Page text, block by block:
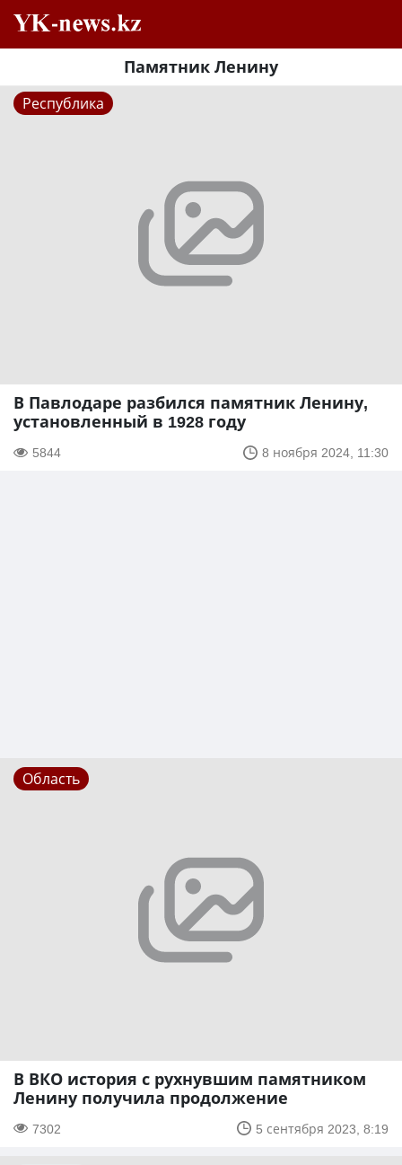
Памятник Ленину
Республика
В Павлодаре разбился памятник Ленину,
установленный в 1928 году
5844 8 ноября 2024, 11:30
Область
В ВКО история с рухнувшим памятником
Ленину получила продолжение
7302 5 сентября 2023, 8:19